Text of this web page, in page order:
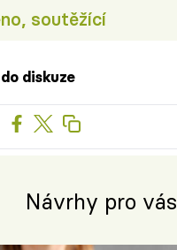
soutěžící
diskuze
Návrhy pro vás